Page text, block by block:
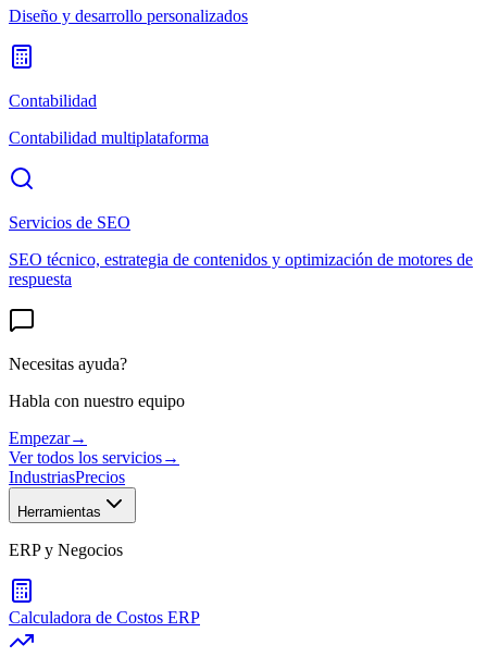
Diseño y desarrollo personalizados
Contabilidad
Contabilidad multiplataforma
Servicios de SEO
SEO técnico, estrategia de contenidos y optimización de motores de
respuesta
Necesitas ayuda?
Habla con nuestro equipo
Empezar→
Ver todos los servicios→
IndustriasPrecios
Herramientas
ERP y Negocios
Calculadora de Costos ERP